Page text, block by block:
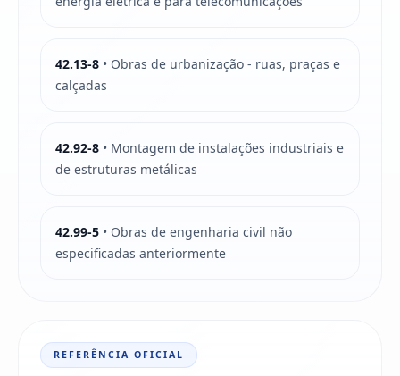
42.13-8 • Obras de urbanização - ruas, praças e
calçadas
42.92-8 • Montagem de instalações industriais e
de estruturas metálicas
42.99-5 • Obras de engenharia civil não
especificadas anteriormente
REFERÊNCIA OFICIAL